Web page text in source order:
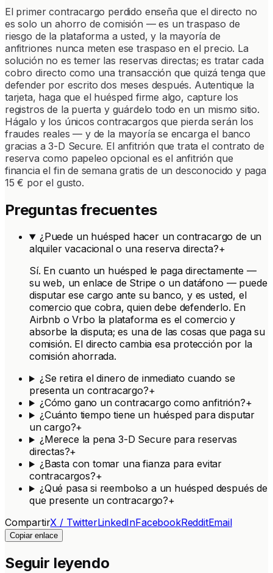
El primer contracargo perdido enseña que el directo no
es solo un ahorro de comisión — es un traspaso de
riesgo de la plataforma a usted, y la mayoría de
anfitriones nunca meten ese traspaso en el precio. La
solución no es temer las reservas directas; es tratar cada
cobro directo como una transacción que quizá tenga que
defender por escrito dos meses después. Autentique la
tarjeta, haga que el huésped firme algo, capture los
registros de la puerta y guárdelo todo en un mismo sitio.
Hágalo y los únicos contracargos que pierda serán los
fraudes reales — y de la mayoría se encarga el banco
gracias a 3-D Secure. El anfitrión que trata el contrato de
reserva como papeleo opcional es el anfitrión que
financia el fin de semana gratis de un desconocido y paga
15 € por el gusto.
Preguntas frecuentes
¿Puede un huésped hacer un contracargo de un
alquiler vacacional o una reserva directa?+
Sí. En cuanto un huésped le paga directamente —
su web, un enlace de Stripe o un datáfono — puede
disputar ese cargo ante su banco, y es usted, el
comercio que cobra, quien debe defenderlo. En
Airbnb o Vrbo la plataforma es el comercio y
absorbe la disputa; es una de las cosas que paga su
comisión. El directo cambia esa protección por la
comisión ahorrada.
¿Se retira el dinero de inmediato cuando se
presenta un contracargo?+
¿Cómo gano un contracargo como anfitrión?+
¿Cuánto tiempo tiene un huésped para disputar
un cargo?+
¿Merece la pena 3-D Secure para reservas
directas?+
¿Basta con tomar una fianza para evitar
contracargos?+
¿Qué pasa si reembolso a un huésped después de
que presente un contracargo?+
CompartirX / TwitterLinkedInFacebookRedditEmail
Copiar enlace
Seguir leyendo